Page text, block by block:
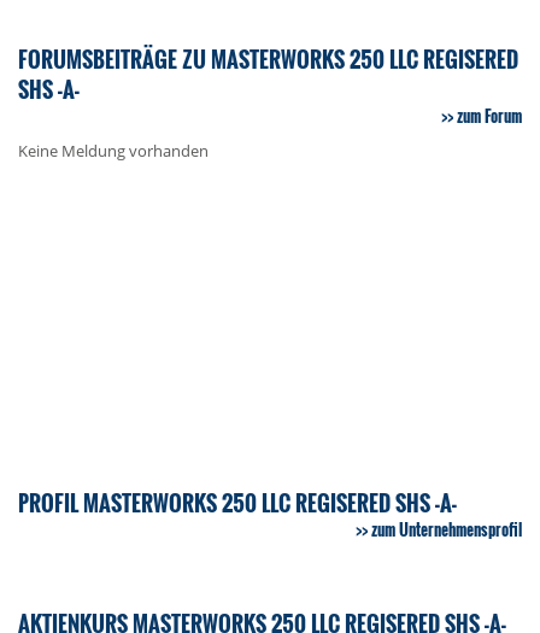
FORUMSBEITRÄGE ZU MASTERWORKS 250 LLC REGISERED
SHS -A-
zum Forum
Keine Meldung vorhanden
PROFIL MASTERWORKS 250 LLC REGISERED SHS -A-
zum Unternehmensprofil
AKTIENKURS MASTERWORKS 250 LLC REGISERED SHS -A-